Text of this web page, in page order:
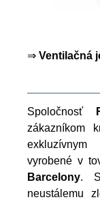
⇒ Ventilačná
Spoločnosť
zákazníkom
vyrobené v
Barcelony.
neustálemu